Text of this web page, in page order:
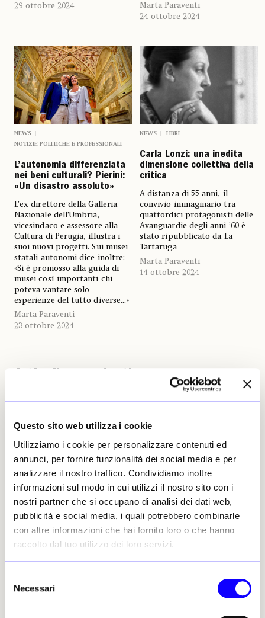
Questo sito web utilizza i cookie
Utilizziamo i cookie per personalizzare contenuti ed
annunci, per fornire funzionalità dei social media e per
analizzare il nostro traffico. Condividiamo inoltre
informazioni sul modo in cui utilizzi il nostro sito con i
nostri partner che si occupano di analisi dei dati web,
pubblicità e social media, i quali potrebbero combinarle
con altre informazioni che hai fornito loro o che hanno
raccolto dal tuo utilizzo dei loro servizi.
delNecessari
29 ottobre 2024
Marta Paraventi
24 ottobre 2024
NEWS
NOTIZIE POLITICHE E PROFESSIONALI
L’autonomia differenziata
nei beni culturali? Pierini:
«Un disastro assoluto»
L’ex direttore della Galleria
Nazionale dell’Umbria,
vicesindaco e assessore alla
Cultura di Perugia, illustra i
suoi nuovi progetti. Sui musei
statali autonomi dice inoltre:
«Si è promosso alla guida di
musei così importanti chi
poteva vantare solo
esperienze del tutto diverse...»
Marta Paraventi
23 ottobre 2024
NEWS LIBRI
Carla Lonzi: una inedita
dimensione collettiva della
critica
A distanza di 55 anni, il
convivio immaginario tra
quattordici protagonisti delle
Avanguardie degli anni ’60 è
stato ripubblicato da La
Tartaruga
Marta Paraventi
14 ottobre 2024
NEWS ANTICIPAZIONI
Di Suvero torna in Italia e
conquista Todi
Nel nome di Beverly Pepper
delle Arti della cittadina
l’artista statunitense
NEWS RESTAURO E TUTELA
È tornata a Fabriano la
Maddalena penitente di
Orazio Gentileschi
dipinto raffigurante la santa
ricollocata nell’oratorio a lei